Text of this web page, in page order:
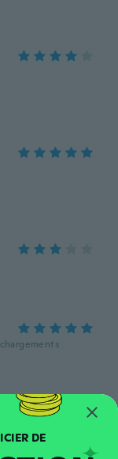
chargements